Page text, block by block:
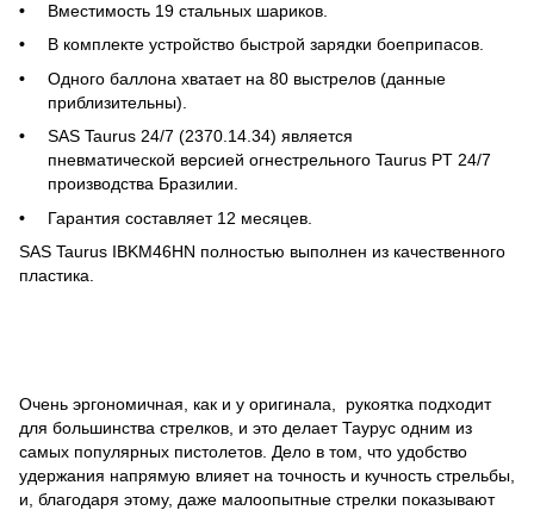
Вместимость 19 стальных шариков.
В комплекте устройство быстрой зарядки боеприпасов.
Одного баллона хватает на 80 выстрелов (данные
приблизительны).
SAS Taurus 24/7 (2370.14.34) является
пневматической версией огнестрельного Taurus PT 24/7
производства Бразилии.
Гарантия составляет 12 месяцев.
SAS Taurus IBKM46HN полностью выполнен из качественного
пластика.
Очень эргономичная, как и у оригинала, рукоятка подходит
для большинства стрелков, и это делает Таурус одним из
самых популярных пистолетов. Дело в том, что удобство
удержания напрямую влияет на точность и кучность стрельбы,
и, благодаря этому, даже малоопытные стрелки показывают